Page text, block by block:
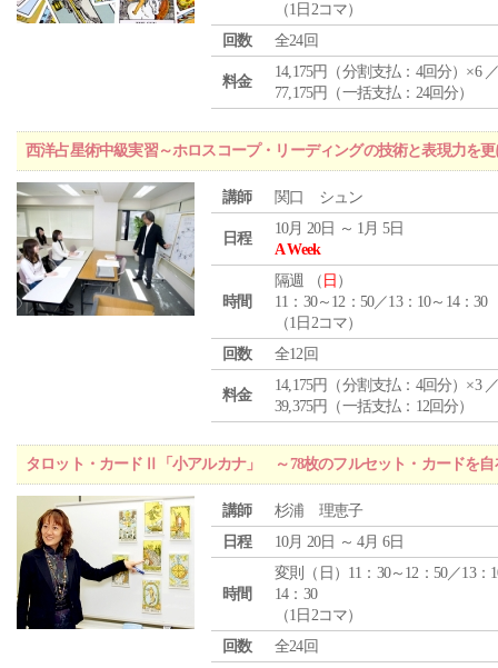
（1日2コマ）
回数
全24回
料金
14,175円（分割支払：4回分）×6
77,175円（一括支払：24回分）
西洋占星術中級実習～ホロスコープ・リーディングの技術と表現力を
講師 関口 シュン
日程
10月 20日 ～ 1月 5日
A Week
時間
隔週 （ 日 ）
11：30～12：50／13：10～14：30
（1日2コマ）
回数
全12回
料金
14,175円（分割支払：4回分）×3
39,375円（一括支払：12回分）
タロット・カードⅡ「小アルカナ」 ～78枚のフルセット・カードを自
講師
杉浦 理恵子
日程
10月 20日 ～ 4月 6日
時間
変則（日）11：30～12：50／13：
14：30
（1日2コマ）
回数
全24回